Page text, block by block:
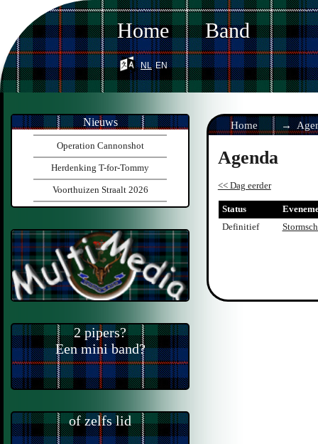
Home Band
nl en
Home
Agenda
<< Dag eerder
Status
Definitief
Nieuws
Operation Cannonshot
Herdenking T-for-Tommy
Voorthuizen Straalt 2026
2 pipers?
Een mini band?
Of de
gehele band?
Word Donateur
of zelfs lid